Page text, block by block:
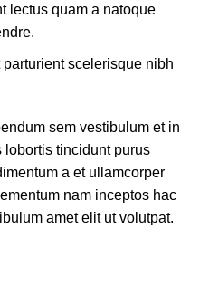
lectus quam a natoque
scelerisque nibh
sem vestibulum et in
lobortis tincidunt purus
a et ullamcorper
nam inceptos hac
amet elit ut volutpat.